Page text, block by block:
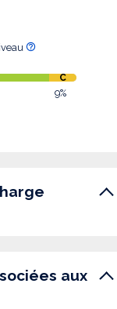
C
9%
aux